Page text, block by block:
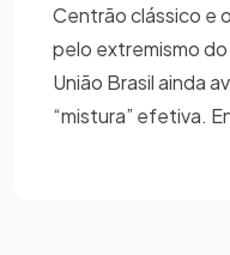
Centrão clássico e
pelo extremismo
União Brasil ainda
“mistura” efetiva.